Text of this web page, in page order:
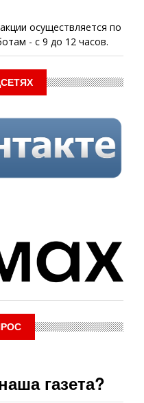
осуществляется по
- с 9 до 12 часов.
газета?